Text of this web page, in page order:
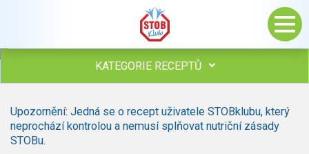
KATEGORIE RECEPTŮ
Polévky
Studená kuchyně
Upozornění: Jedná se o recept uživatele STOBklubu, který
neprochází kontrolou a nemusí splňovat nutriční zásady
STOBu.